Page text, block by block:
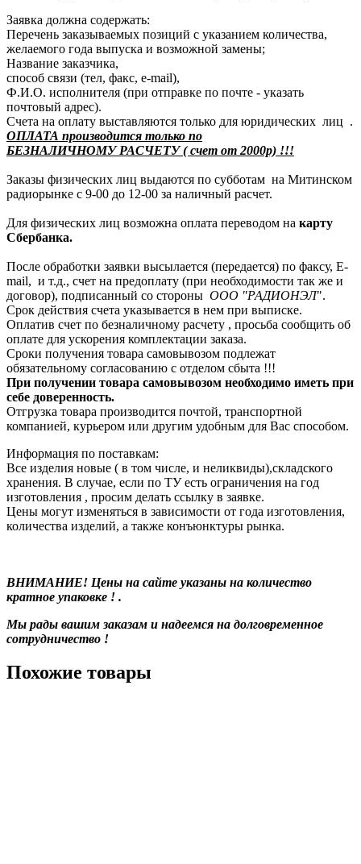
Заявка должна содержать:
Перечень заказываемых позиций с указанием количества,
желаемого года выпуска и возможной замены;
Название заказчика,
способ связи (тел, факс, e-mail),
Ф.И.О. исполнителя (при отправке по почте - указать
почтовый адрес).
Счета на оплату выставляются только для юридических лиц .
ОПЛАТА производится только по
БЕЗНАЛИЧНОМУ РАСЧЕТУ ( счет от 2000р) !!!
Заказы физических лиц выдаются по субботам на Митинском
радиорынке с 9-00 до 12-00 за наличный расчет.
Для физических лиц возможна оплата переводом на карту
Сбербанка.
После обработки заявки высылается (передается) по факсу, E-
mail, и т.д., счет на предоплату (при необходимости так же и
договор), подписанный со стороны ООО "РАДИОНЭЛ".
Срок действия счета указывается в нем при выписке.
Оплатив счет по безналичному расчету , просьба сообщить об
оплате для ускорения комплектации заказа.
Сроки получения товара самовывозом подлежат
обязательному согласованию с отделом сбыта !!!
При получении товара самовывозом необходимо иметь при
себе доверенность.
Отгрузка товара производится почтой, транспортной
компанией, курьером или другим удобным для Вас способом.
Информация по поставкам:
Все изделия новые ( в том числе, и неликвиды),складского
хранения. В случае, если по ТУ есть ограничения на год
изготовления , просим делать ссылку в заявке.
Цены могут изменяться в зависимости от года изготовления,
количества изделий, а также конъюнктуры рынка.
ВНИМАНИЕ! Цены на сайте указаны на количество
кратное упаковке ! .
Мы рады вашим заказам и надеемся на долговременное
сотрудничество !
Похожие товары